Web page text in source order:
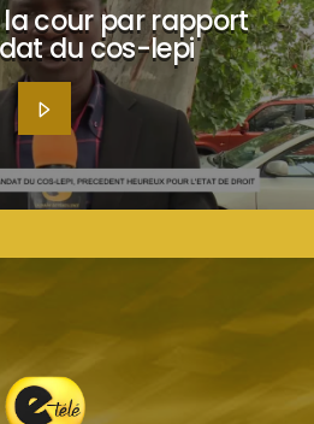
la cour par rapport
du cos-lepi